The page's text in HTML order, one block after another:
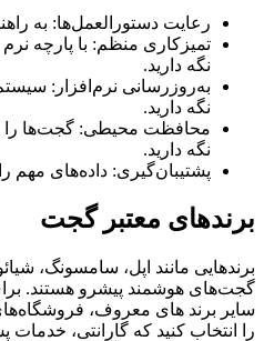
رعایت دستورالعمل‌ها: به
تمیزکاری منظم: با پارچه
نگه دارید.
به‌روزرسانی نرم‌افزار:
نگه دارید.
محافظت محیطی: گجت‌ها را
نگه دارید.
پشتیبان‌گیری: داده‌های مهم
برندهای معتبر گجت
برندهایی مانند اپل، سامسونگ،
گجت‌های هوشمند پیشرو هستند.
سایر برند های معروف،
را انتخاب کنید که گارانتی،